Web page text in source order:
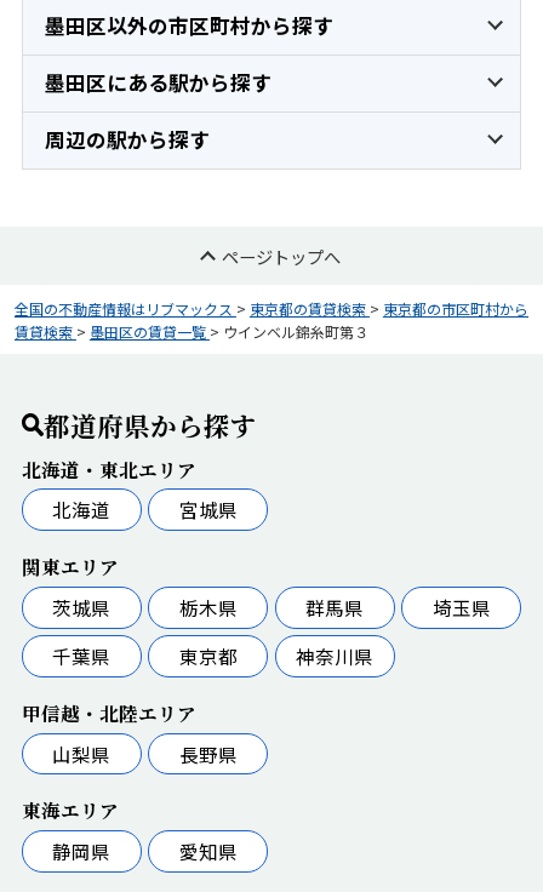
墨田区以外の市区町村から探す
墨田区にある駅から探す
周辺の駅から探す
ページトップへ
全国の不動産情報はリブマックス > 東京都の賃貸検索 > 東京都の市区町村から
賃貸検索 > 墨田区の賃貸一覧 > ウインベル錦糸町第３
都道府県から探す
北海道・東北エリア
北海道
宮城県
関東エリア
茨城県
栃木県 群馬県
埼玉県
千葉県
東京都 神奈川県
甲信越・北陸エリア
山梨県
長野県
東海エリア
静岡県
愛知県